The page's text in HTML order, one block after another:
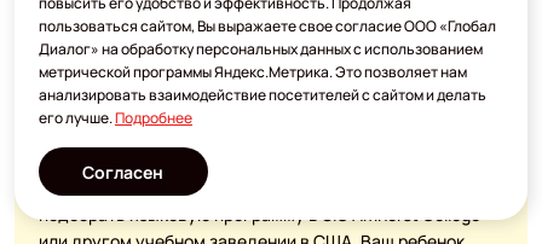
Заинтересовало обучение в SIG
Amherst College?
Эксперты «Глобал Диалог» с опытом работы в сфере
зарубежного образования более 20 лет помогут вам
подобрать языковую программу в SIG Amherst College
пользоваться сайтом, Вы выражаете свое согласие ООО «Глобал
Диалог» на обработку персональных данных с использованием
метрической программы Яндекс.Метрика. Это позволяет нам
анализировать взаимодействие посетителей с сайтом и делать
его лучше.Подробнее
Согласен